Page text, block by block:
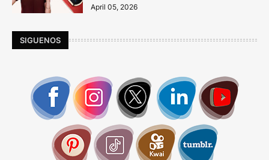
April 05, 2026
SIGUENOS